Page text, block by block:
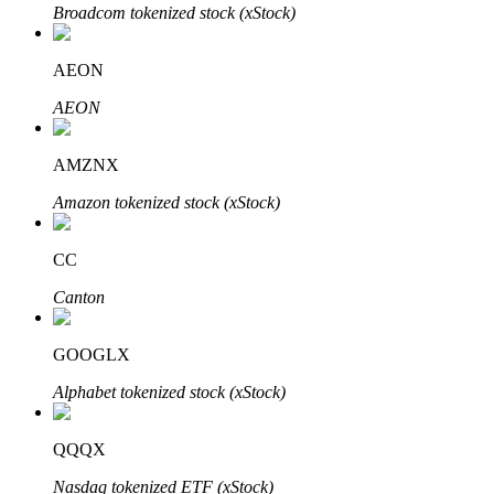
Penguncian BTR
Investasi eksklusif untuk pemegang BTR
Broadcom tokenized stock (xStock)
AEON
AEON
AMZNX
Amazon tokenized stock (xStock)
CC
Canton
GOOGLX
Alphabet tokenized stock (xStock)
QQQX
Nasdaq tokenized ETF (xStock)